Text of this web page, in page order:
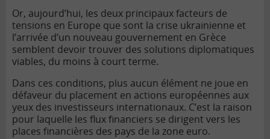
Or, aujourd’hui, les deux principaux facteurs de
tensions en Europe que sont la crise ukrainienne et
l’arrivée d’un nouveau gouvernement en Grèce
semblent devoir trouver des solutions diplomatiques
viables, du moins à court terme.
Dans ces conditions, plus aucun élément ne joue en
défaveur du placement en actions européennes aux
yeux des investisseurs internationaux. C’est la raison
pour laquelle les flux financiers se dirigent vers les
places financières des pays de la zone euro.